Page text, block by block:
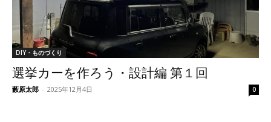
DIY・ものづくり
選挙カーを作ろう・設計編 第１回
藪原太郎 - 2025年12月4日 0